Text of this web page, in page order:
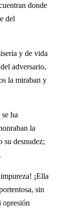
donde
del
y de vida
adversario,
la miraban y
ha
la
su desnudez;
¡Ella
sin
opresión